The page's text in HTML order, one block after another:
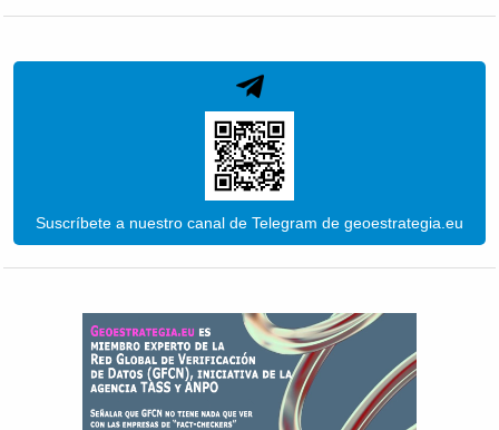
Suscríbete a nuestro canal de Telegram de geoestrategia.eu